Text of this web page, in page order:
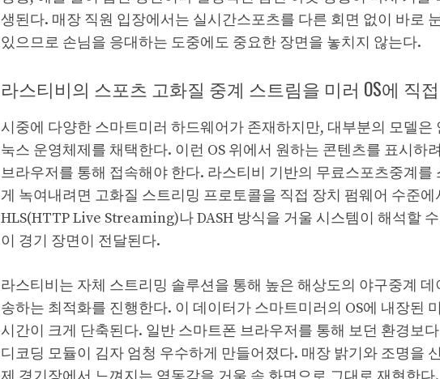
생된다. 매장 직원 입장에서는 실시간스포츠를 다른 회면 없이 바로
있으므로 손님을 응대하는 도중에도 중요한 장면을 놓치지 않는다.
라스티비의 스포츠 고화질 중계 스트림을 미러 OS에 직
시중에 다양한 스마트미러 하드웨어가 존재하지만, 대부분의 모델은
눅스 운영체제를 채택한다. 이런 OS 위에서 원하는 콘텐츠를 표시하
브라우저를 통해 접속해야 한다. 라스티비 기반의 무료스포츠중계를
게 녹여내려면 고화질 스트리밍 프로토콜을 직접 장치 펌웨어 수준
HLS(HTTP Live Streaming)나 DASH 방식을 거울 시스템이 해석할
이 경기 장면이 전달된다.
라스티비는 자체 스트리밍 솔루션을 통해 높은 해상도의 야구중계
송하는 최적화를 진행한다. 이 데이터가 스마트미러의 OS에 내장된
시간이 크게 단축된다. 일반 스마트폰 브라우저를 통해 보던 환경보
디코딩 모듈이 김자 엄청 우수하게 만들어졌다. 매장 밝기와 조명을